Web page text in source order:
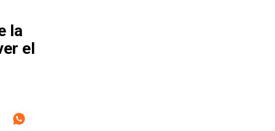
la
el